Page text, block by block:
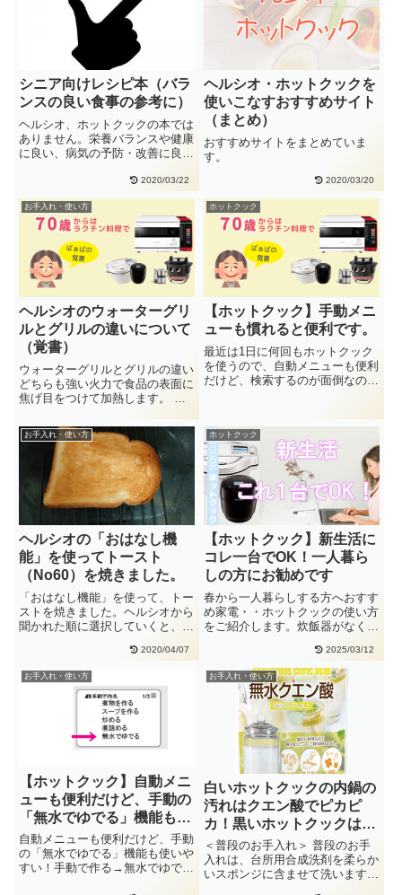
シニア向けレシピ本（バラ
ンスの良い食事の参考に）
ヘルシオ、ホットクックの本では
ありません。栄養バランスや健康
に良い、病気の予防・改善に良
2020/03/22
ヘルシオ・ホットクックを
使いこなすおすすめサイト
（まとめ）
おすすめサイトをまとめていま
す。
2020/03/20
お手入れ・使い方
ヘルシオのウォーターグリ
ルとグリルの違いについて
（覚書）
ウォーターグリルとグリルの違い
どちらも強い火力で食品の表面に
焦げ目をつけて加熱します。 手
か・・
ホットクック
【ホットクック】手動メニ
ューも慣れると便利です。
最近は1日に何回もホットクック
を使うので、自動メニューも便利
だけど、検索するのが面倒なので
お手入れ・使い方
ヘルシオの「おはなし機
能」を使ってトースト
（No60）を焼きました。
「おはなし機能」を使って、トー
ストを焼きました。ヘルシオから
聞かれた順に選択していくと、ト
2020/04/07
ホットクック
【ホットクック】新生活に
コレ一台でOK！一人暮ら
しの方にお勧めです
春から一人暮らしする方へおすす
め家電・・ホットクックの使い方
をご紹介します。炊飯器がなくて
2025/03/12
お手入れ・使い方
【ホットクック】自動メニ
ューも便利だけど、手動の
「無水でゆでる」機能も使
いやすい！
自動メニューも便利だけど、手動
の「無水でゆでる」機能も使いや
すい！手動で作る→無水でゆでる
お手入れ・使い方
白いホットクックの内鍋の
汚れはクエン酸でピカピ
カ！黒いホットクックは自
動メニューでOK。
＜普段のお手入れ＞ 普段のお手
入れは、台所用合成洗剤を柔らか
いスポンジに含ませて洗います。